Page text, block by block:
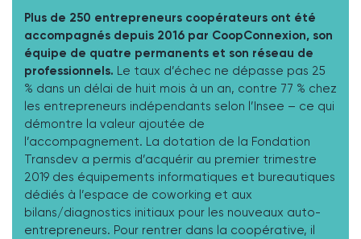
Plus de 250 entrepreneurs coopérateurs ont été
accompagnés depuis 2016 par CoopConnexion, son
équipe de quatre permanents et son réseau de
professionnels.
Le taux d’échec ne dépasse pas 25
% dans un délai de huit mois à un an, contre 77 % chez
les entrepreneurs indépendants selon l’Insee – ce qui
démontre la valeur ajoutée de
l’accompagnement. La dotation de la Fondation
Transdev a permis d’acquérir au premier trimestre
2019 des équipements informatiques et bureautiques
dédiés à l’espace de coworking et aux
bilans/diagnostics initiaux pour les nouveaux auto-
entrepreneurs. Pour rentrer dans la coopérative, il